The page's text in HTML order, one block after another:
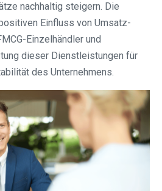
nachhaltig steigern. Die
Einfluss von Umsatz-
Einzelhändler und
dieser Dienstleistungen für
des Unternehmens.